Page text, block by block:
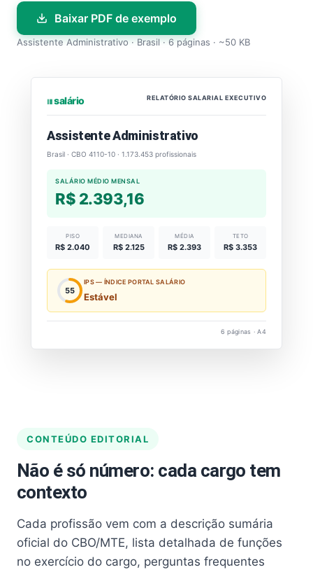
Baixar PDF de exemplo
Assistente Administrativo · Brasil · 6 páginas · ~50 KB
⏐⏐⏐ salário RELATÓRIO SALARIAL EXECUTIVO
Assistente Administrativo
Brasil · CBO 4110-10 · 1.173.453 profissionais
SALÁRIO MÉDIO MENSAL
R$ 2.393,16
PISO
R$ 2.040
MEDIANA
R$ 2.125
MÉDIA
R$ 2.393
TETO
R$ 3.353
55
IPS — ÍNDICE PORTAL SALÁRIO
Estável
6 páginas · A4
CONTEÚDO EDITORIAL
Não é só número: cada cargo tem
contexto
Cada profissão vem com a descrição sumária
oficial do CBO/MTE, lista detalhada de funções
no exercício do cargo, perguntas frequentes